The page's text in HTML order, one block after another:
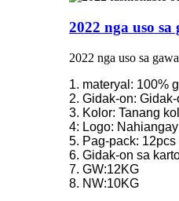
2022 nga uso
2022 nga uso sa
1. materyal: 100%
2. Gidak-on:
3. Kolor: Tanang
4: Logo:
5. Pag-pack:
6. Gidak-on sa
7. GW:12KG
8. NW:10KG